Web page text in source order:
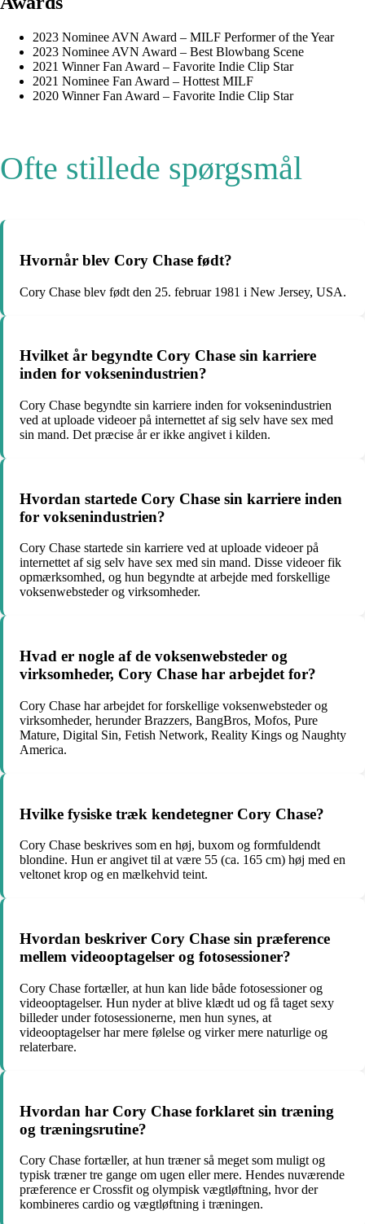
2023 Nominee AVN Award – MILF Performer of the Year
2023 Nominee AVN Award – Best Blowbang Scene
2021 Winner Fan Award – Favorite Indie Clip Star
2021 Nominee Fan Award – Hottest MILF
2020 Winner Fan Award – Favorite Indie Clip Star
Ofte stillede spørgsmål
Hvornår blev Cory Chase født?
Cory Chase blev født den 25. februar 1981 i New Jersey, USA.
Hvilket år begyndte Cory Chase sin karriere
inden for voksenindustrien?
Cory Chase begyndte sin karriere inden for voksenindustrien
ved at uploade videoer på internettet af sig selv have sex med
sin mand. Det præcise år er ikke angivet i kilden.
Hvordan startede Cory Chase sin karriere inden
for voksenindustrien?
Cory Chase startede sin karriere ved at uploade videoer på
internettet af sig selv have sex med sin mand. Disse videoer fik
opmærksomhed, og hun begyndte at arbejde med forskellige
voksenwebsteder og virksomheder.
Hvad er nogle af de voksenwebsteder og
virksomheder, Cory Chase har arbejdet for?
Cory Chase har arbejdet for forskellige voksenwebsteder og
virksomheder, herunder Brazzers, BangBros, Mofos, Pure
Mature, Digital Sin, Fetish Network, Reality Kings og Naughty
America.
Hvilke fysiske træk kendetegner Cory Chase?
Cory Chase beskrives som en høj, buxom og formfuldendt
blondine. Hun er angivet til at være 55 (ca. 165 cm) høj med en
veltonet krop og en mælkehvid teint.
Hvordan beskriver Cory Chase sin præference
mellem videooptagelser og fotosessioner?
Cory Chase fortæller, at hun kan lide både fotosessioner og
videooptagelser. Hun nyder at blive klædt ud og få taget sexy
billeder under fotosessionerne, men hun synes, at
videooptagelser har mere følelse og virker mere naturlige og
relaterbare.
Hvordan har Cory Chase forklaret sin træning
og træningsrutine?
Cory Chase fortæller, at hun træner så meget som muligt og
typisk træner tre gange om ugen eller mere. Hendes nuværende
præference er Crossfit og olympisk vægtløftning, hvor der
kombineres cardio og vægtløftning i træningen.